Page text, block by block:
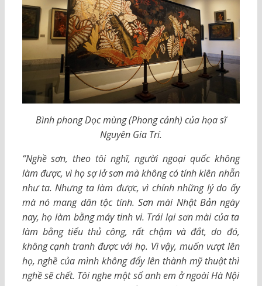
Bình phong Dọc mùng (Phong cảnh) của họa sĩ
Nguyên Gia Trí.
“Nghề sơn, theo tôi nghĩ, người ngoại quốc không
làm được, vì họ sợ lở sơn mà không có tính kiên nhẫn
như ta. Nhưng ta làm được, vì chính những lý do ấy
mà nó mang dân tộc tính. Sơn mài Nhật Bản ngày
nay, họ làm bằng máy tinh vi. Trái lại sơn mài của ta
làm bằng tiểu thủ công, rất chậm và đắt, do đó,
không cạnh tranh được với họ. Vì vậy, muốn vượt lên
họ, nghề của mình không đẩy lên thành mỹ thuật thì
nghề sẽ chết. Tôi nghe một số anh em ở ngoài Hà Nội